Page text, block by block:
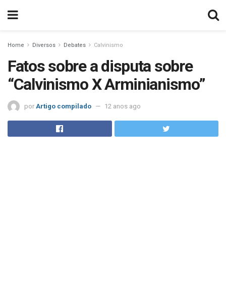
Home Diversos Debates Calvinismo
Fatos sobre a disputa sobre
“Calvinismo X Arminianismo”
por Artigo compilado 12 anos ago